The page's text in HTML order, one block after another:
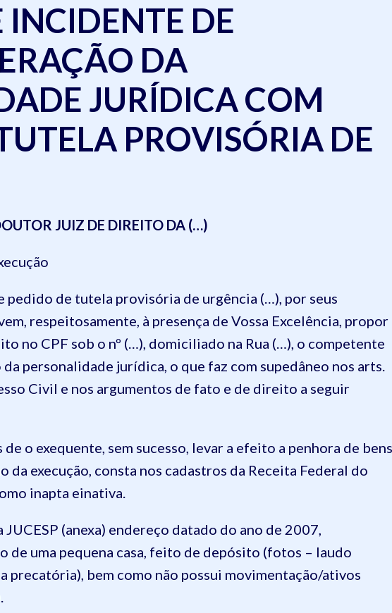
DE
DA
JURÍDICA COM
PROVISÓRIA DE
JUIZ DE DIREITO DA (…)
pedido de tutela provisória de urgência (…), por seus
respeitosamente, à presença de Vossa Excelência, propor
no CPF sob o nº (…), domiciliado na Rua (…), o competente
personalidade jurídica, o que faz com supedâneo nos arts.
Civil e nos argumentos de fato e de direito a seguir
o exequente, sem sucesso, levar a efeito a penhora de bens
da execução, consta nos cadastros da Receita Federal do
inapta einativa.
JUCESP (anexa) endereço datado do ano de 2007,
de uma pequena casa, feito de depósito (fotos – laudo
precatória), bem como não possui movimentação/ativos